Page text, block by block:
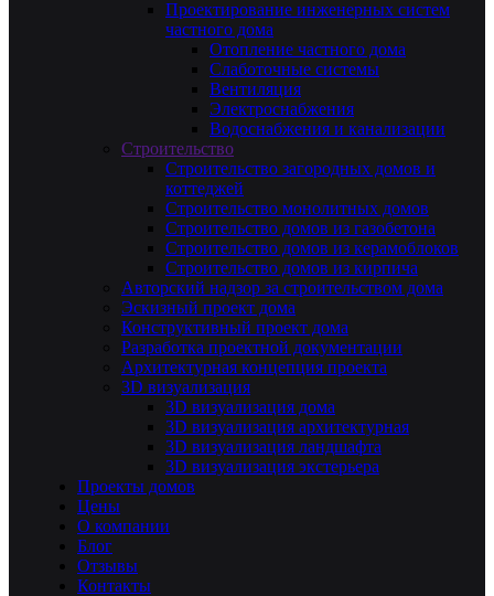
Проектирование инженерных систем
частного дома
Отопление частного дома
Слаботочные системы
Вентиляция
Электроснабжения
Водоснабжения и канализации
Строительство
Строительство загородных домов и
коттеджей
Строительство монолитных домов
Строительство домов из газобетона
Строительство домов из керамоблоков
Строительство домов из кирпича
Авторский надзор за строительством дома
Эскизный проект дома
Конструктивный проект дома
Разработка проектной документации
Архитектурная концепция проекта
3D визуализация
3D визуализация дома
3D визуализация архитектурная
3D визуализация ландшафта
3D визуализация экстерьера
Проекты домов
Цены
О компании
Блог
Отзывы
Контакты